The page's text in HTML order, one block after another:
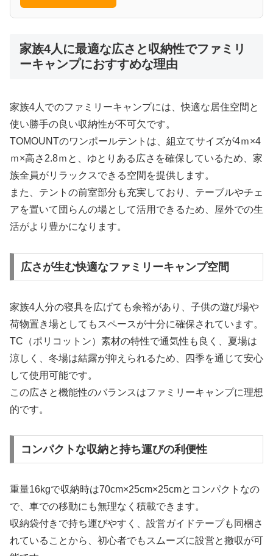
家族4人に最適な広さと収納性でファミリ
ーキャンプにおすすめな理由
家族4人でのファミリーキャンプには、快適な居住空間と
使い勝手の良い収納性が不可欠です。
TOMOUNTのワンポールテントは、組立てサイズが4ｍ×4
ｍ×高さ2.8ｍと、ゆとりある広さを確保しているため、家
族全員がリラックスできる空間を提供します。
また、テントの前室部分も充実しており、テーブルやチェ
アを置いて団らんの場として活用できるため、屋外での生
活がより豊かになります。
広さが生む快適なファミリーキャンプ空間
家族4人分の寝具を広げても余裕があり、子供の遊び場や
荷物置き場としてもスペースが十分に確保されています。
TC（ポリコットン）素材の特性で通気性も良く、夏場は
涼しく、冬場は結露が抑えられるため、四季を通じて安心
して使用可能です。
この広さと機能性のバランスはファミリーキャンプに理想
的です。
コンパクトな収納と持ち運びの利便性
重量16kgで収納時は70cm×25cm×25cmとコンパクトなの
で、車での移動にも無理なく積載できます。
収納袋付きで持ち運びやすく、設営ガイドテープも同梱さ
れていることから、初心者でもスムーズに設営と撤収が可